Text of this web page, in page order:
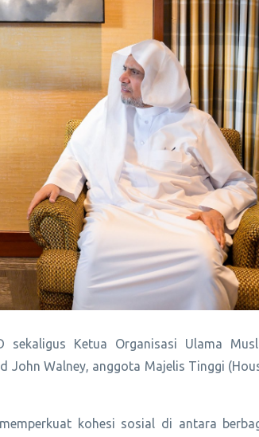
Ketua Organisasi Ulama
John Walney, anggota Majelis Tinggi
kohesi sosial di antara